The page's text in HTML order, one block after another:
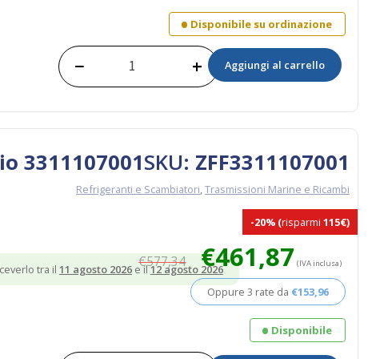
Disponibile su ordinazione
Kit
Refrigerate
− + Aggiungi al carrello
-20% (risparmi 115€)
3311107001SKU: ZFF3311107001
Refrigeranti e Scambiatori,Trasmissioni Marine e Ricambi
€577,34
prezzo
originale
era:
€577,34.
€461,87 prezzo
attuale
è:
€461,87.
(IVA inclusa)
Oppure 3 rate da €153,96
Disponibile
tra il 11 agosto 2026 e il12 agosto 2026